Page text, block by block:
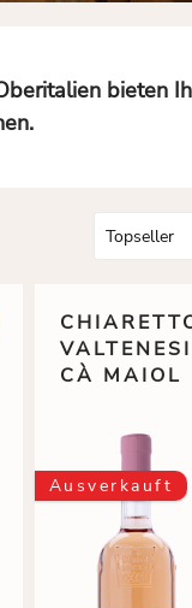
bieten
CÀ MAIOL
Ausverkauft